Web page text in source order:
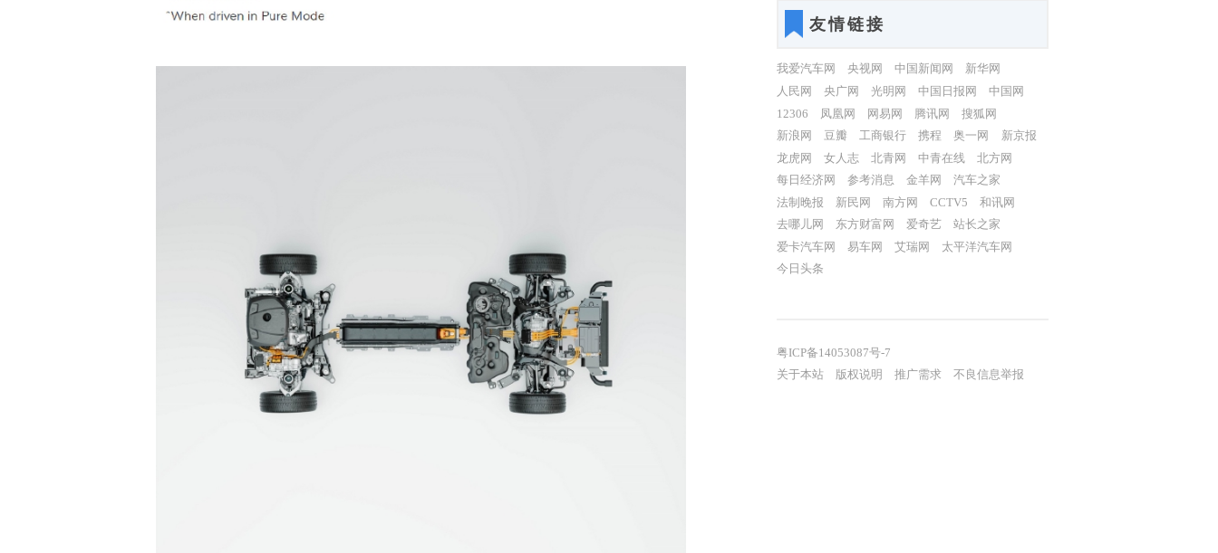
友情链接
我爱汽车网 央视网 中国新闻网
新华网
人民网
央广网 光明网 中国日报网
中国网
12306
凤凰网 网易网 腾讯网
搜狐网
新浪网
豆瓣 工商银行 携程 奥一网
新京报
龙虎网
女人志 北青网 中青在线
北方网
每日经济网
参考消息 金羊网
汽车之家
法制晚报
新民网 南方网 CCTV5
和讯网
去哪儿网
东方财富网 爱奇艺
站长之家
爱卡汽车网
易车网 艾瑞网
太平洋汽车网
今日头条
粤ICP备14053087号-7
关于本站
版权说明 推广需求 不良信息举报